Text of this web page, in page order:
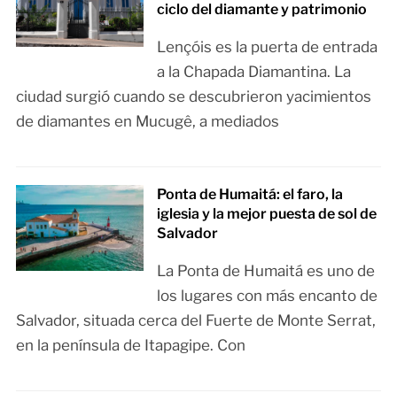
ciclo del diamante y patrimonio
Lençóis es la puerta de entrada
a la Chapada Diamantina. La
ciudad surgió cuando se descubrieron yacimientos
de diamantes en Mucugê, a mediados
Ponta de Humaitá: el faro, la
iglesia y la mejor puesta de sol de
Salvador
La Ponta de Humaitá es uno de
los lugares con más encanto de
Salvador, situada cerca del Fuerte de Monte Serrat,
en la península de Itapagipe. Con